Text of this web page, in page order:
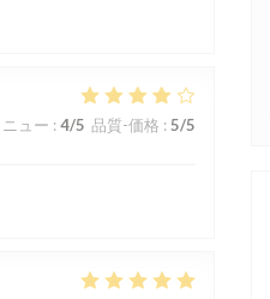
ニュー : 4/5 品質-価格 : 5/5